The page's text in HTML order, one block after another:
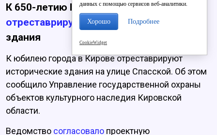
К 650-летию Кирова на Спасской
отреставрируют два исторических
здания
К юбилею города в Кирове отреставрируют
исторические здания на улице Спасской. Об этом
сообщило Управление государственной охраны
объектов культурного наследия Кировской
области.
Ведомство согласовало проектную
данных с помощью сервисов веб-аналитики.
Хорошо Подробнее
CookieWidget